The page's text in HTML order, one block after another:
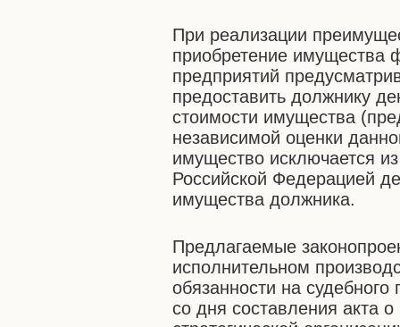
При реализации
приобретение имущества
предприятий
предоставить должнику
стоимости имущества
независимой оценки
имущество исключается
Российской Федерацией
имущества должника.
Предлагаемые
исполнительном
обязанности на
со дня составления акта